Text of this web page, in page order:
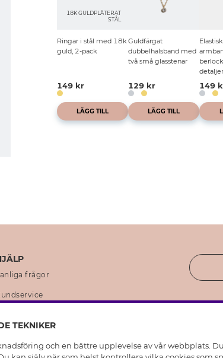
18K GULDPLÄTERAT
STÅL
Ringar i stål med 18k
guld, 2-pack
149 kr
LÄGG TILL
Guldfärgat
dubbelhalsband med
två små glasstenar
129 kr
LÄGG TILL
detaljer
149
frågor
skinnhandskar
TEKNIKER
och en bättre upplevelse av vår webbplats.